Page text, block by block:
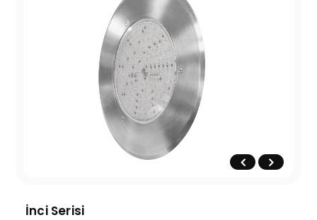
İnci Serisi